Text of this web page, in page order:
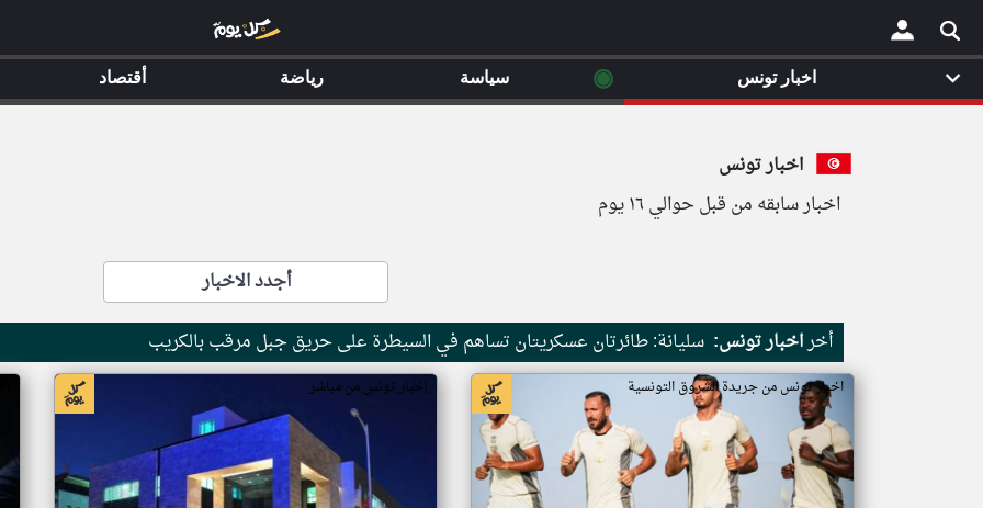
×
اخبار تونس
اخبار سابقه من قبل حوالي ١٦ يوم
أجدد الاخبار
أخراخبار تونس: سليانة: طائرتان عسكريتان تساهم في السيطرة على حريق جبل مرقب بالكريب
اخبار تونس من جريدة الشروق التونسية اخبار تونس من مباشر
اخبار تونس ◉ سياسة رياضة أقتصاد